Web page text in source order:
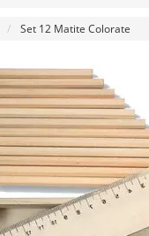
Set 12 Matite Colorate